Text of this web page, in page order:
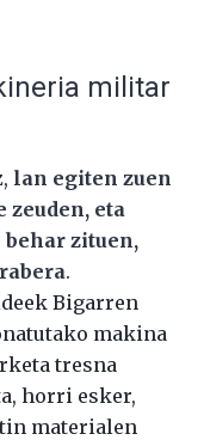
militar
lan egiten zuen
eta
zituen,
.
Bigarren
makina
tresna
horri esker,
materialen